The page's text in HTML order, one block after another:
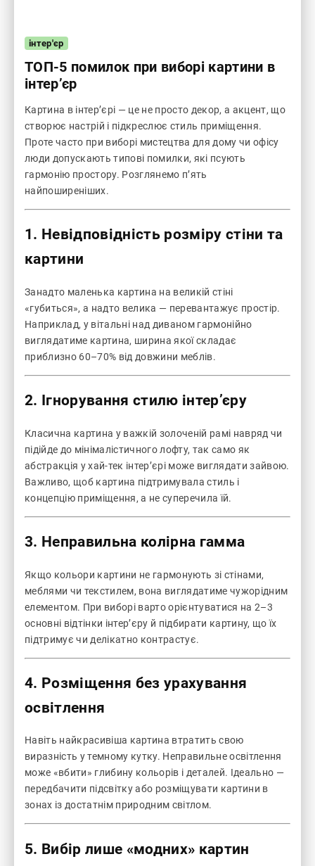
інтер'єр
ТОП-5 помилок при виборі картини в
інтер’єр
Картина в інтер’єрі — це не просто декор, а акцент, що
створює настрій і підкреслює стиль приміщення.
Проте часто при виборі мистецтва для дому чи офісу
люди допускають типові помилки, які псують
гармонію простору. Розглянемо п’ять
найпоширеніших.
1. Невідповідність розміру стіни та
картини
Занадто маленька картина на великій стіні
«губиться», а надто велика — перевантажує простір.
Наприклад, у вітальні над диваном гармонійно
виглядатиме картина, ширина якої складає
приблизно 60–70% від довжини меблів.
2. Ігнорування стилю інтер’єру
Класична картина у важкій золоченій рамі навряд чи
підійде до мінімалістичного лофту, так само як
абстракція у хай-тек інтер’єрі може виглядати зайвою.
Важливо, щоб картина підтримувала стиль і
концепцію приміщення, а не суперечила їй.
3. Неправильна колірна гамма
Якщо кольори картини не гармонують зі стінами,
меблями чи текстилем, вона виглядатиме чужорідним
елементом. При виборі варто орієнтуватися на 2–3
основні відтінки інтер’єру й підбирати картину, що їх
підтримує чи делікатно контрастує.
4. Розміщення без урахування
освітлення
Навіть найкрасивіша картина втратить свою
виразність у темному кутку. Неправильне освітлення
може «вбити» глибину кольорів і деталей. Ідеально —
передбачити підсвітку або розміщувати картини в
зонах із достатнім природним світлом.
5. Вибір лише «модних» картин